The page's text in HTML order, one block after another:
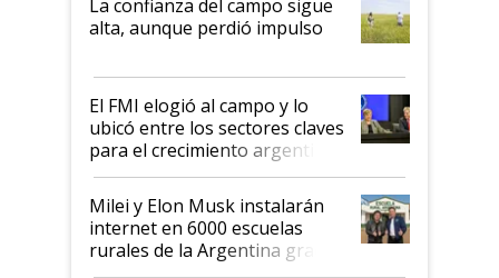
Juan Félix Rossetti, el libertario
que de una dura crisis salió
de Milei
La confianza del campo sigue
alta, aunque perdió impulso
El FMI elogió al campo y lo
ubicó entre los sectores claves
para el crecimiento argentino
Milei y Elon Musk instalarán
internet en 6000 escuelas
rurales de la Argentina gracias
a un acuerdo con Starlink